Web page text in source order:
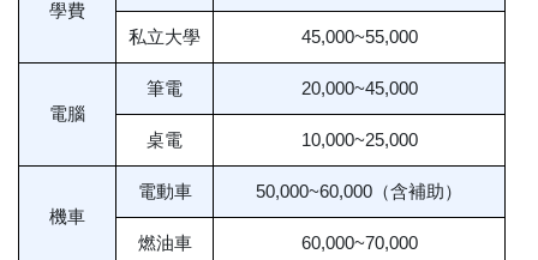
學費
私立大學
45,000~55,000
電腦
筆電 20,000~45,000
桌電 10,000~25,000
機車
電動車 50,000~60,000（含補助）
燃油車 60,000~70,000